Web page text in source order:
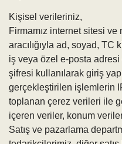
Kişisel verileriniz,
Firmamız internet sitesi
aracılığıyla ad, soyad, TC
iş veya özel e-posta adresi
şifresi kullanılarak giriş
gerçekleştirilen işlemlerin IP
toplanan çerez verileri ile
içeren veriler, konum
Satış ve pazarlama